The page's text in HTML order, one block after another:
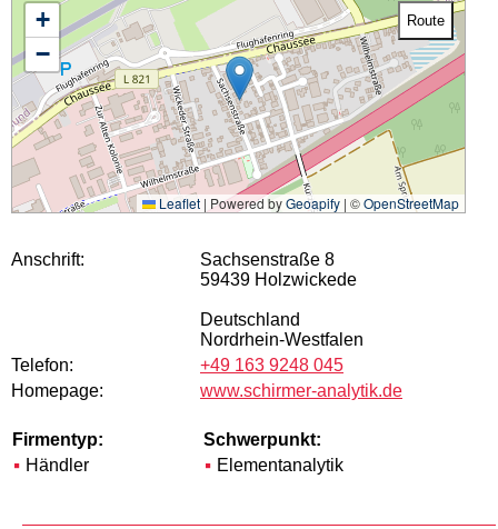
+
−
Route
Leaflet | Powered byGeoapify| ©OpenStreetMap
Anschrift:
Sachsenstraße 8
59439 Holzwickede
Deutschland
Nordrhein-Westfalen
Telefon:
+49 163 9248 045
Homepage:
www.schirmer-analytik.de
Firmentyp:
Händler
Schwerpunkt:
Elementanalytik